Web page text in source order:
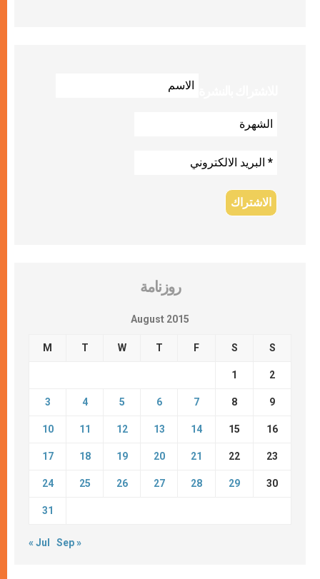
روزنامة
August 2015
M T W T F S S
1 2
3 4 5 6 7 8 9
10 11 12 13 14 15 16
17 18 19 20 21 22 23
24 25 26 27 28 29 30
31
« Jul Sep »